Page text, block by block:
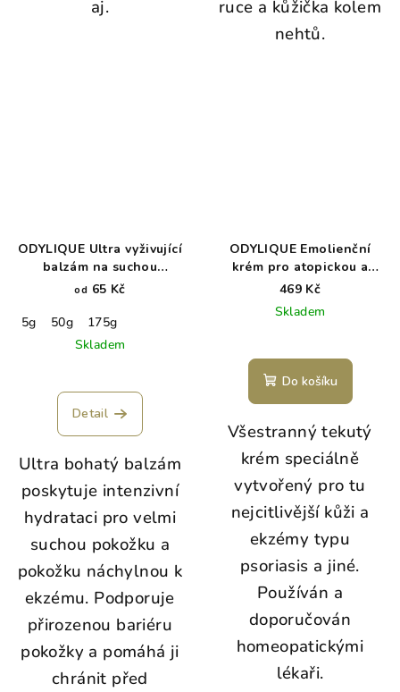
aj.
ruce a kůžička kolem
nehtů.
ODYLIQUE Ultra vyživující
balzám na suchou
pokožku a konečky vlasů
od 65 Kč
5g
50g
175g
Skladem
Detail
Ultra bohatý balzám
poskytuje intenzivní
hydrataci pro velmi
suchou pokožku a
pokožku náchylnou k
ekzému. Podporuje
přirozenou bariéru
pokožky a pomáhá ji
chránit před
ODYLIQUE Emolienční
krém pro atopickou a
citlivou pokožku - BABY
REPAIR
469 Kč
Skladem
Do košíku
Všestranný tekutý
krém speciálně
vytvořený pro tu
nejcitlivější kůži a
ekzémy typu
psoriasis a jiné.
Používán a
doporučován
homeopatickými
lékaři.